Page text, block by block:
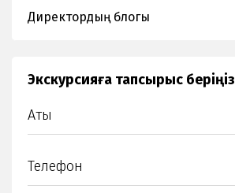
Директордың блогы
Экскурсияға тапсырыс беріңіз